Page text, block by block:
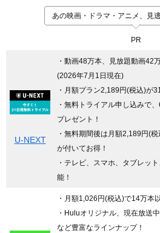
あの映画・ドラマ・アニメ、見
PR
U-NEXT
・動画48万本、見放題動画42
(2026年7月1日現在)
・月額プラン2,189円(税込)が
・無料トライアル申し込みで
プレゼント！
・無料期間後は月額2,189円(
が付いてお得！
・テレビ、スマホ、タブレッ
能！
・月額1,026円(税込)で14万本
・Huluオリジナル、現在放送
など豊富なラインナップ！